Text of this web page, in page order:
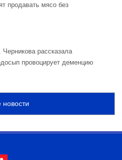
продавать мясо без
рассказала
провоцирует деменцию
новости